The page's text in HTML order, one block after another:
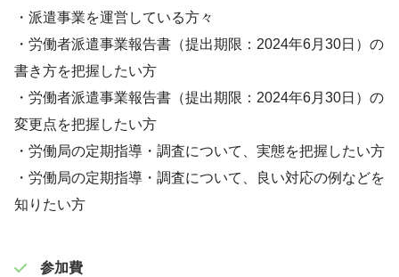
・派遣事業を運営している方々
・労働者派遣事業報告書（提出期限：2024年6月30日）の
書き方を把握したい方
・労働者派遣事業報告書（提出期限：2024年6月30日）の
変更点を把握したい方
・労働局の定期指導・調査について、実態を把握したい方
・労働局の定期指導・調査について、良い対応の例などを
知りたい方
参加費